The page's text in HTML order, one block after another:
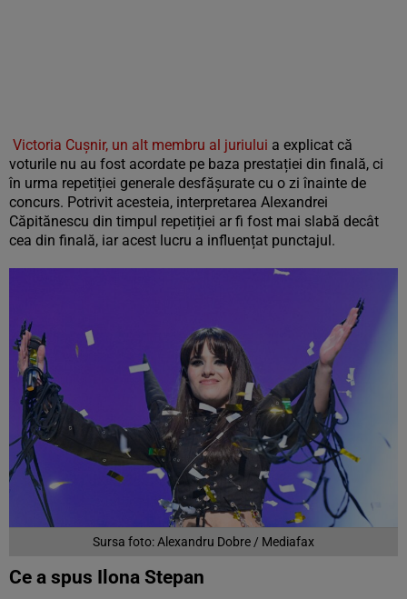
Victoria Cușnir, un alt membru al juriului a explicat că
voturile nu au fost acordate pe baza prestației din finală, ci
în urma repetiției generale desfășurate cu o zi înainte de
concurs. Potrivit acesteia, interpretarea Alexandrei
Căpitănescu din timpul repetiției ar fi fost mai slabă decât
cea din finală, iar acest lucru a influențat punctajul.
Sursa foto: Alexandru Dobre / Mediafax
Ce a spus Ilona Stepan